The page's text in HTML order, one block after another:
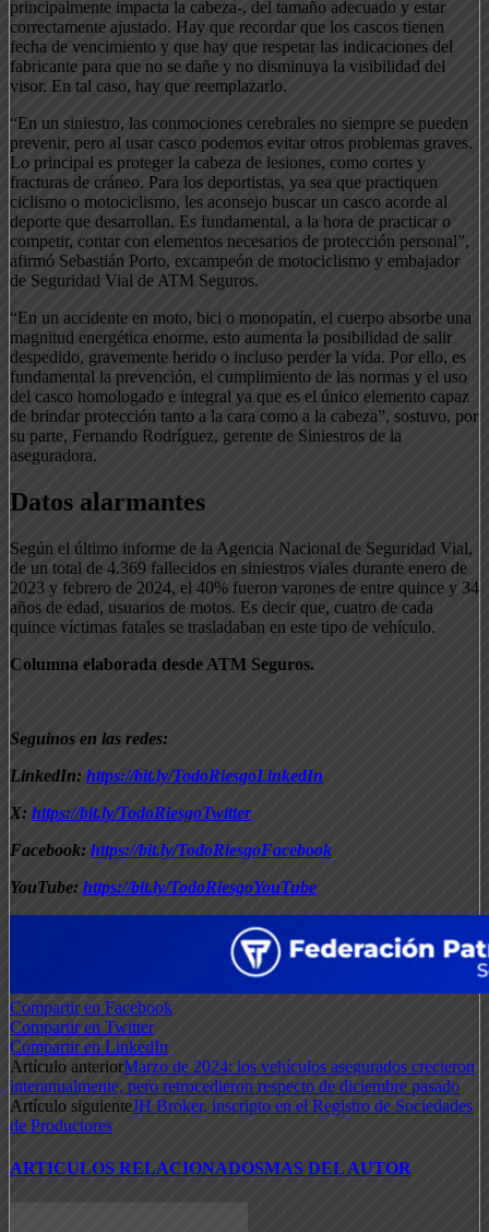
principalmente impacta la cabeza-, del tamaño adecuado y estar
correctamente ajustado. Hay que recordar que los cascos tienen
fecha de vencimiento y que hay que respetar las indicaciones del
fabricante para que no se dañe y no disminuya la visibilidad del
visor. En tal caso, hay que reemplazarlo.
“En un siniestro, las conmociones cerebrales no siempre se pueden
prevenir, pero al usar casco podemos evitar otros problemas graves.
Lo principal es proteger la cabeza de lesiones, como cortes y
fracturas de cráneo. Para los deportistas, ya sea que practiquen
ciclismo o motociclismo, les aconsejo buscar un casco acorde al
deporte que desarrollan. Es fundamental, a la hora de practicar o
competir, contar con elementos necesarios de protección personal”,
afirmó Sebastián Porto, excampeón de motociclismo y embajador
de Seguridad Vial de ATM Seguros.
“En un accidente en moto, bici o monopatín, el cuerpo absorbe una
magnitud energética enorme, esto aumenta la posibilidad de salir
despedido, gravemente herido o incluso perder la vida. Por ello, es
fundamental la prevención, el cumplimiento de las normas y el uso
del casco homologado e integral ya que es el único elemento capaz
de brindar protección tanto a la cara como a la cabeza”, sostuvo, por
su parte, Fernando Rodríguez, gerente de Siniestros de la
aseguradora.
Datos alarmantes
Según el último informe de la Agencia Nacional de Seguridad Vial,
de un total de 4.369 fallecidos en siniestros viales durante enero de
2023 y febrero de 2024, el 40% fueron varones de entre quince y 34
años de edad, usuarios de motos. Es decir que, cuatro de cada
quince víctimas fatales se trasladaban en este tipo de vehículo.
Columna elaborada desde ATM Seguros.
Seguinos en las redes:
LinkedIn: https://bit.ly/TodoRiesgoLinkedIn
X: https://bit.ly/TodoRiesgoTwitter
Facebook: https://bit.ly/TodoRiesgoFacebook
YouTube: https://bit.ly/TodoRiesgoYouTube
Compartir en Facebook
Compartir en Twitter
Compartir en LinkedIn
Artículo anteriorMarzo de 2024: los vehículos asegurados crecieron
interanualmente, pero retrocedieron respecto de diciembre pasado
Artículo siguienteJH Broker, inscripto en el Registro de Sociedades
de Productores
ARTICULOS RELACIONADOSMAS DEL AUTOR